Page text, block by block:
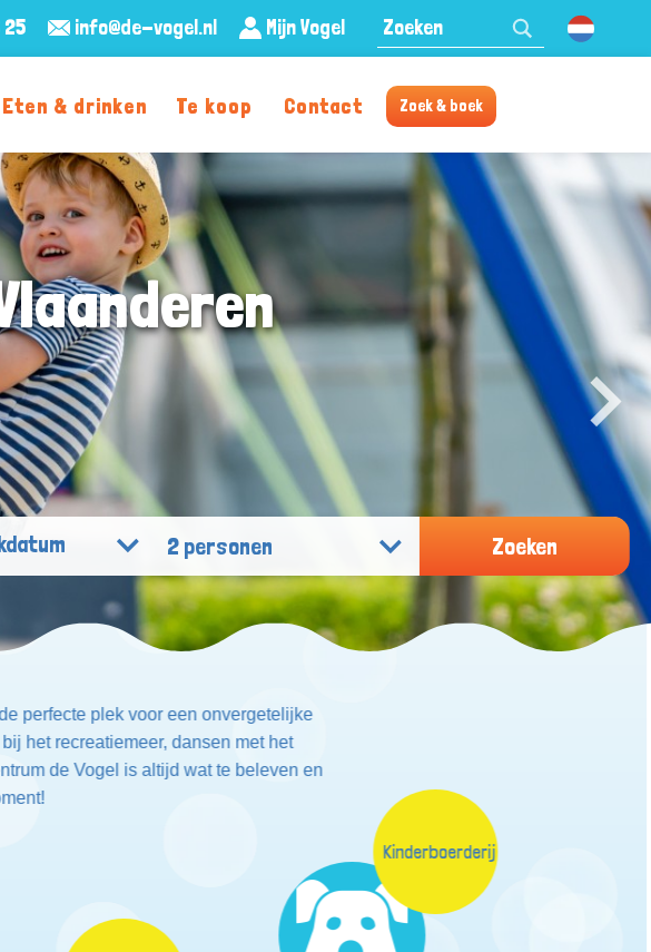
25 info@de-vogel.nl Mijn Vogel Zoeken:
Eten & drinken Te koop Contact Zoek & boek
2 personen Zoeken
perfecte plek voor een onvergetelijke
het recreatiemeer, dansen met het
de Vogel is altijd wat te beleven en
Kinderboerderij